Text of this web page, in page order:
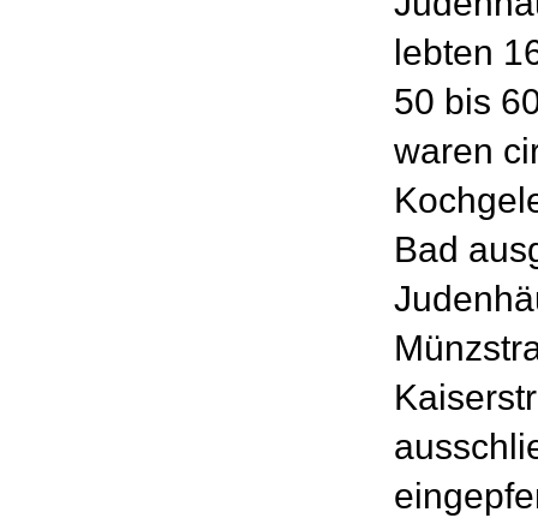
lebten
50 bis
waren
Bad